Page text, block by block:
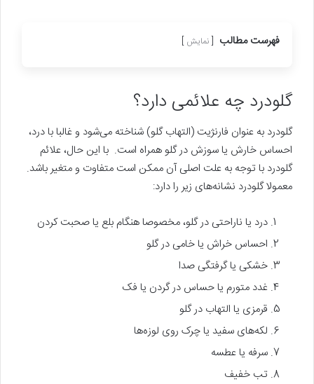
فهرست مطالب نمایش
گلودرد چه علائمی دارد؟
گلودرد به عنوان فارنژیت (التهاب گلو) شناخته می‌شود و غالبا با درد،
احساس خارش یا سوزش در گلو همراه است. با این حال، علائم
گلودرد با توجه به علت اصلی آن ممکن است متفاوت و متغیر باشد.
معمولا گلودرد نشانه‌های زیر را دارد:
درد یا ناراحتی در گلو، مخصوصا هنگام بلع یا صحبت کردن
احساس خراش یا خامی در گلو
خشکی یا گرفتگی صدا
غدد متورم یا حساس در گردن یا فک
قرمزی یا التهاب در گلو
لکه‌های سفید یا چرک روی لوزه‌ها
سرفه یا عطسه
تب خفیف